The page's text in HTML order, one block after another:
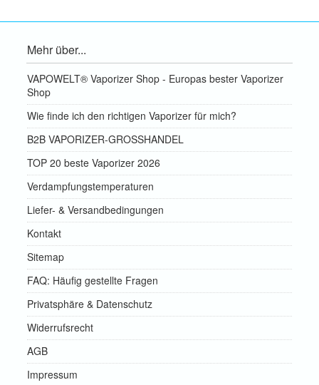
Mehr über...
VAPOWELT® Vaporizer Shop - Europas bester Vaporizer
Shop
Wie finde ich den richtigen Vaporizer für mich?
B2B VAPORIZER-GROSSHANDEL
TOP 20 beste Vaporizer 2026
Verdampfungstemperaturen
Liefer- & Versandbedingungen
Kontakt
Sitemap
FAQ: Häufig gestellte Fragen
Privatsphäre & Datenschutz
Widerrufsrecht
AGB
Impressum